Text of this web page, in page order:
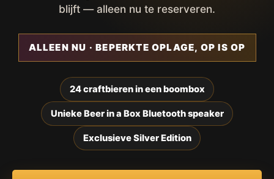
blijft — alleen nu te reserveren.
ALLEEN NU · BEPERKTE OPLAGE, OP IS OP
24 craftbieren in een boombox
Unieke Beer in a Box Bluetooth speaker
Exclusieve Silver Edition